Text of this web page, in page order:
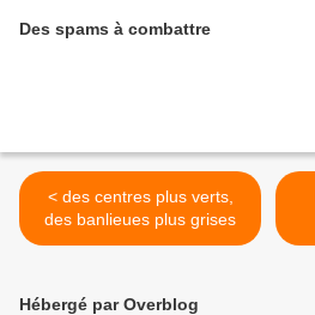
Des spams à combattre
< des centres plus verts,
des banlieues plus grises
Hébergé par Overblog